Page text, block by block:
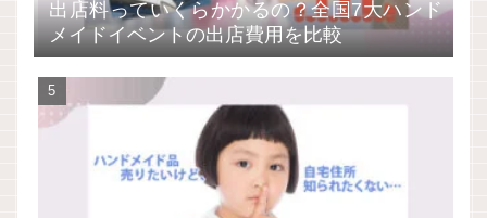
出店料っていくらかかるの？全国7大ハンド
メイドイベントの出店費用を比較